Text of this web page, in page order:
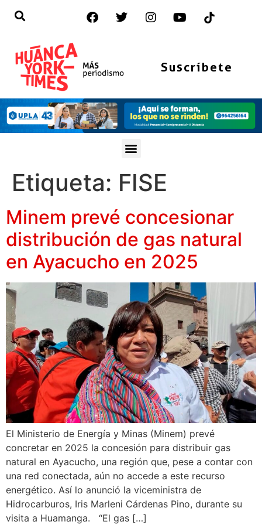
Suscríbete
Etiqueta: FISE
Minem prevé concesionar
distribución de gas natural
en Ayacucho en 2025
El Ministerio de Energía y Minas (Minem) prevé
concretar en 2025 la concesión para distribuir gas
natural en Ayacucho, una región que, pese a contar con
una red conectada, aún no accede a este recurso
energético. Así lo anunció la viceministra de
Hidrocarburos, Iris Marleni Cárdenas Pino, durante su
visita a Huamanga. “El gas […]